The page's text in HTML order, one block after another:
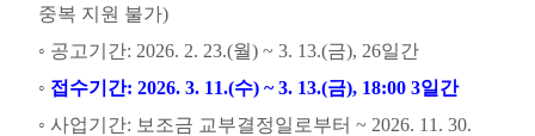
중복 지원 불가)
◦ 공고기간: 2026. 2. 23.(월) ~ 3. 13.(금), 26일간
◦ 접수기간: 2026. 3. 11.(수) ~ 3. 13.(금), 18:00 3일간
◦ 사업기간: 보조금 교부결정일로부터 ~ 2026. 11. 30.